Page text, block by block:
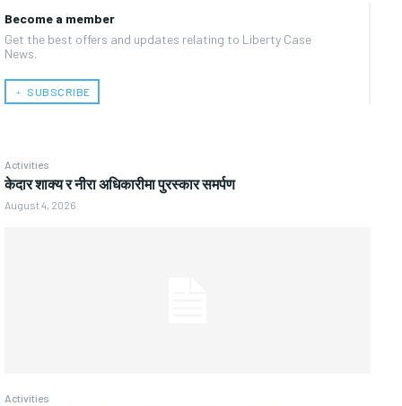
Become a member
Get the best offers and updates relating to Liberty Case
News.
﹢ SUBSCRIBE
Activities
केदार शाक्य र नीरा अधिकारीमा पुरस्कार समर्पण
August 4, 2026
Activities